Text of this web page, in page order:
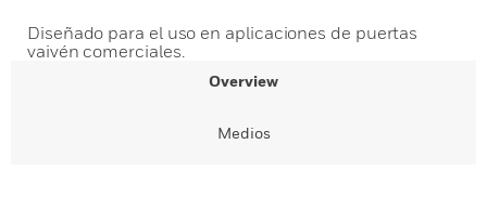
Diseñado para el uso en aplicaciones de puertas
vaivén comerciales.
Overview
Medios